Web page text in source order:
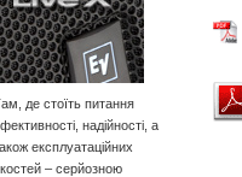
де стоїть питання
надійності, а
експлуатаційних
– серйозною